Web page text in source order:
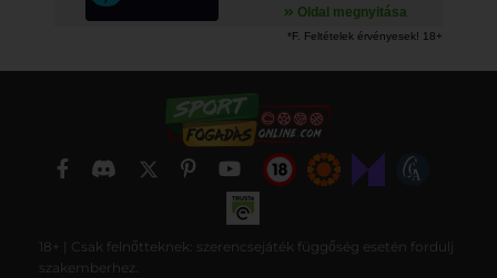
Oldal megnyitása
18+ | Csak felnőtteknek: szerencsejáték függőség esetén fordulj
szakemberhez.